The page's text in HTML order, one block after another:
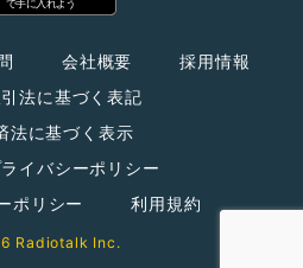
会社概要
採用情報
法に基づく表記
法に基づく表示
イバシーポリシー
ポリシー
利用規約
Radiotalk Inc.